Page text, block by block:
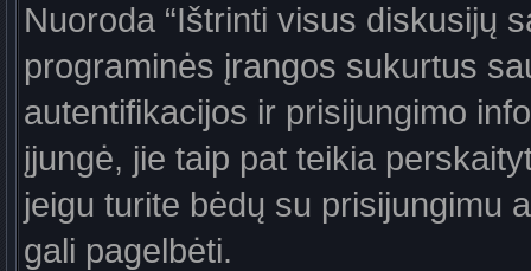
Nuoroda “Ištrinti visus diskusijų
programinės įrangos sukurtus
autentifikacijos ir prisijungimo
įjungė, jie taip pat teikia
jeigu turite bėdų su prisijungimu
gali pagelbėti.